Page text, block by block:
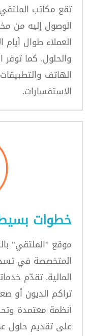
تقع مكاتب
الوصول إليه من
العملاء طوال أيام
والحلول. كما توفر
الهاتف
الاستفسارات.
خطوات
موقع "الملتقي"
المتخصصة في
المالية. تقدّم
تراكم الديون أو
أنظمة معتمدة
على تقديم حلول